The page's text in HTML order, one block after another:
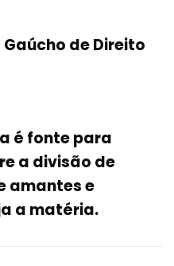
de Direito
é fonte para
a divisão de
amantes e
a matéria.